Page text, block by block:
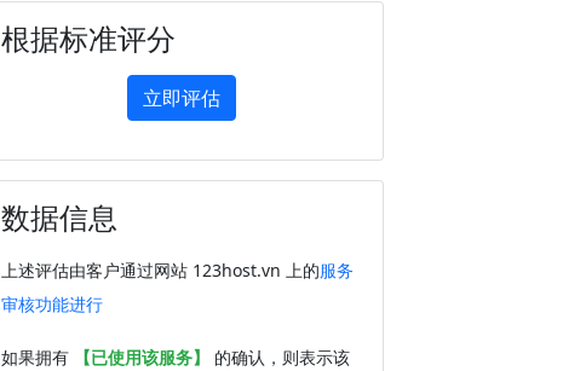
根据标准评分
立即评估
数据信息
上述评估由客户通过网站 123host.vn 上的服务
审核功能进行
如果拥有 【已使用该服务】
的确认，则表示该